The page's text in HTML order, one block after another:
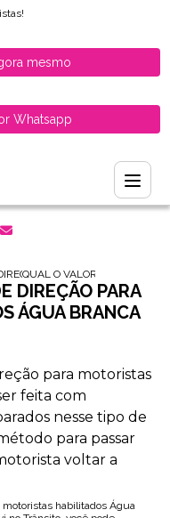
mesmo
Whatsapp
DE CARRO PARA
QUAL O VALOR DE AULA DE
DIREÇÃO PARA
ÁGUA BRANCA
para motoristas
feita com
nesse tipo de
para passar
voltar a
habilitados Água